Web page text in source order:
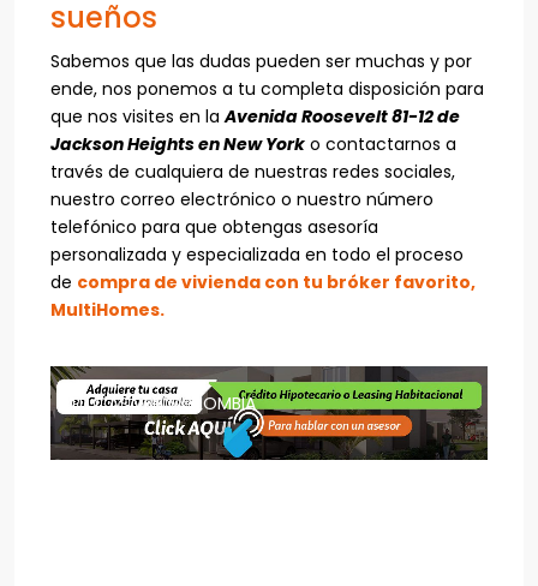
sueños
Sabemos que las dudas pueden ser muchas y por
ende, nos ponemos a tu completa disposición para
que nos visites en laAvenida Roosevelt 81-12 de
Jackson Heights en New York o contactarnos a
través de cualquiera de nuestras redes sociales,
nuestro correo electrónico o nuestro número
telefónico para que obtengas asesoría
personalizada y especializada en todo el proceso
de compra de vivienda con tu bróker favorito,
MultiHomes.
TU CASA EN COLOMBIA